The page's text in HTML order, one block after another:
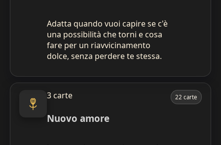
Adatta quando vuoi capire se c'è
una possibilità che torni e cosa
fare per un riavvicinamento
dolce, senza perdere te stessa.
3 carte
Nuovo amore
22 carte